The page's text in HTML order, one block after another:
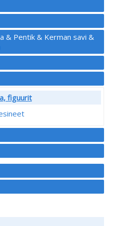
& Pentik & Kerman savi &
figuurit